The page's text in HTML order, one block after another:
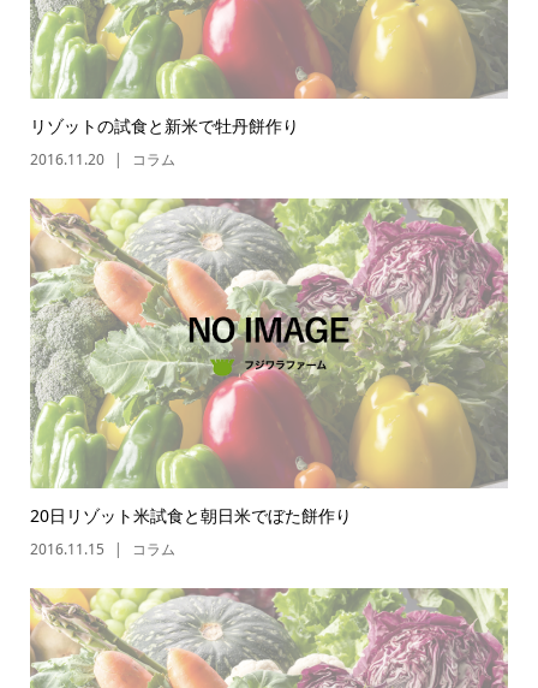
リゾットの試食と新米で牡丹餅作り
2016.11.20 コラム
20日リゾット米試食と朝日米でぼた餅作り
2016.11.15 コラム